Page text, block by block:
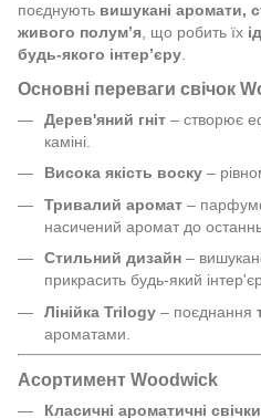
поєднують вишукані аромати,
живого полум’я, що робить їх
будь-якого інтер’єру.
Основні переваги свічок
Дерев'яний гніт – створює
каміні.
Висока якість воску –
Тривалий аромат –
насичений аромат до
Стильний дизайн –
прикрасить будь-який
Лінійка Trilogy – поєднання
ароматами.
Асортимент Woodwick
Класичні ароматичні свічки